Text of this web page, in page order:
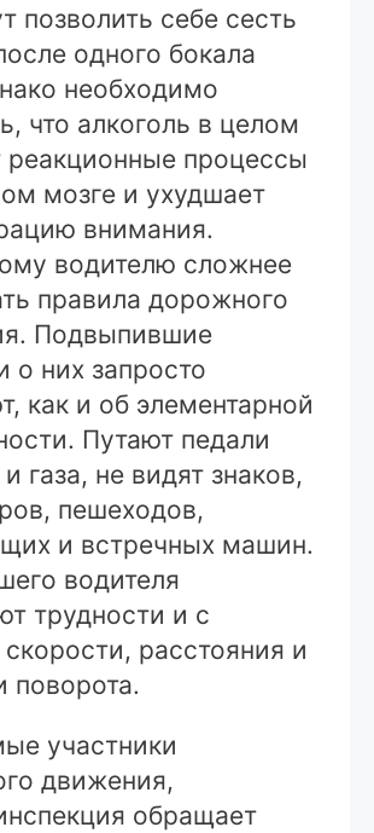
позволить себе сесть
одного бокала
необходимо
что алкоголь в целом
реакционные процессы
мозге и ухудшает
внимания.
водителю сложнее
правила дорожного
Подвыпившие
о них запросто
как и об элементарной
Путают педали
газа, не видят знаков,
пешеходов,
и встречных машин.
водителя
трудности и с
расстояния и
поворота.
участники
движения,
обращает